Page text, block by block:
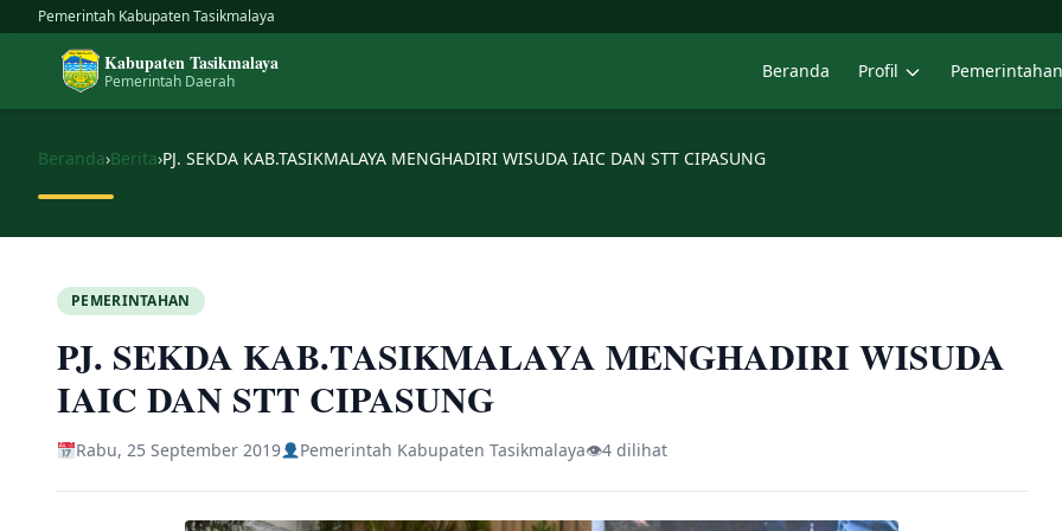
content
Pemerintah Kabupaten Tasikmalaya
Kabupaten Tasikmalaya
Pemerintah Daerah Beranda Profil Pemerintahan
Beranda›Berita›PJ. SEKDA KAB.TASIKMALAYA MENGHADIRI WISUDA IAIC DAN STT CIPASUNG
PEMERINTAHAN
PJ. SEKDA KAB.TASIKMALAYA MENGHADIRI WISUDA
IAIC DAN STT CIPASUNG
Rabu, 25 September 2019 Pemerintah Kabupaten Tasikmalaya👁4 dilihat